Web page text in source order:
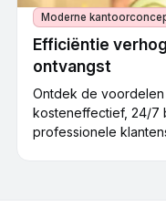
Moderne
Efficiëntie
ontvangst
Ontdek de
kosteneffectief, 24/7
professionele